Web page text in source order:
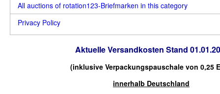
All auctions of rotation123-Briefmarken in this category
Privacy Policy
Aktuelle Versandkosten Stand
(inklusive Verpackungspauschale von 0,25
innerhalb Deutschland